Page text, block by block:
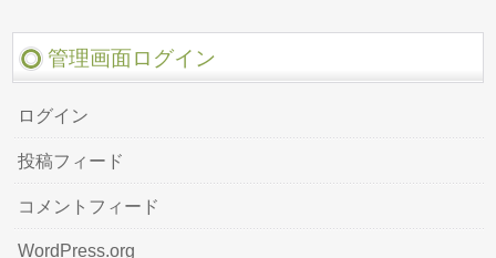
管理画面ログイン
ログイン
投稿フィード
コメントフィード
WordPress.org